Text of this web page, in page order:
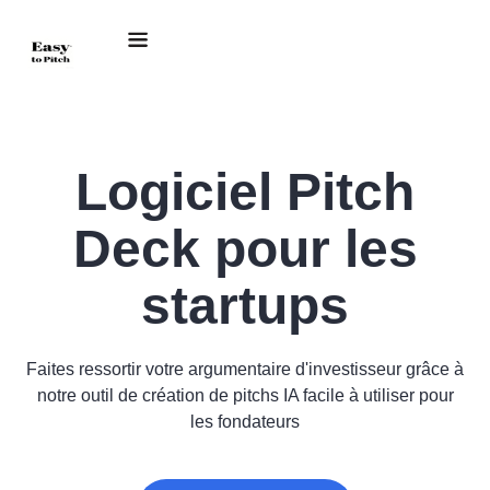
Logiciel Pitch
Deck pour les
startups
Faites ressortir votre argumentaire d'investisseur grâce à
notre outil de création de pitchs IA facile à utiliser pour
les fondateurs